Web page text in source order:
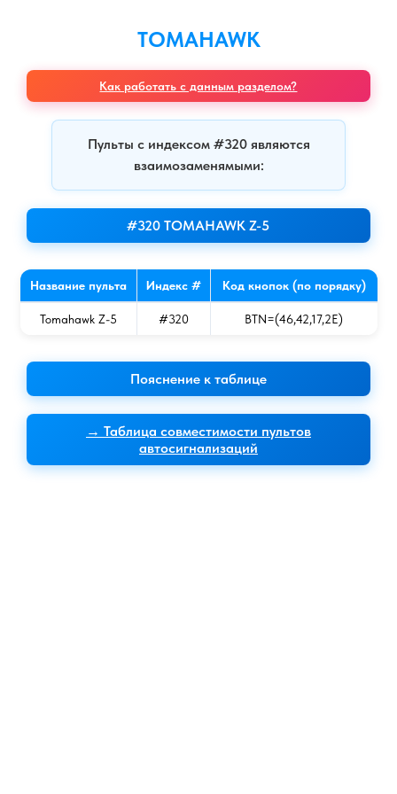
TOMAHAWK
Как работать с данным разделом?
Пульты с индексом #320 являются
взаимозаменямыми:
#320 TOMAHAWK Z-5
Название пульта Индекс # Код кнопок (по порядку)
Tomahawk Z-5 #320 BTN=(46,42,17,2E)
Пояснение к таблице
→ Таблица совместимости пультов
автосигнализаций